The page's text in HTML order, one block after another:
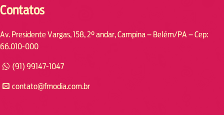
Contatos
Av. Presidente Vargas, 158, 2° andar, Campina – Belém/PA – Cep:
66.010-000
(91) 99147-1047
contato@fmodia.com.br